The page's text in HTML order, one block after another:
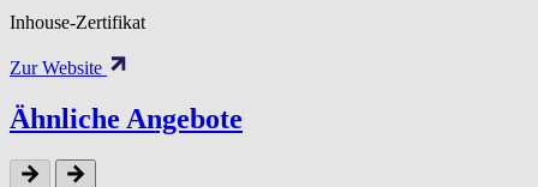
Inhouse-Zertifikat
Zur Website
Ähnliche Angebote